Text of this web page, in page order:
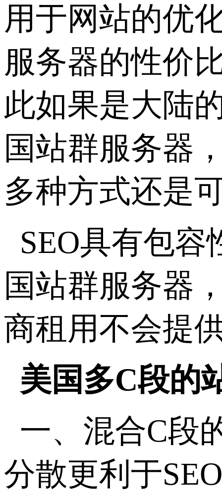
用于网站的优
服务器的性价
此如果是大陆
国站群服务器
多种方式还是
SEO具有包
国站群服务器
商租用不会提
美国多C段的
一、混合C段
分散更利于